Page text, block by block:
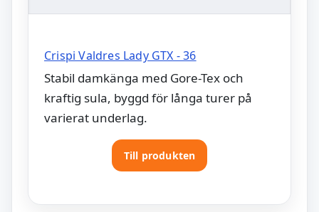
Crispi Valdres Lady GTX - 36
Stabil damkänga med Gore-Tex och
kraftig sula, byggd för långa turer på
varierat underlag.
Till produkten